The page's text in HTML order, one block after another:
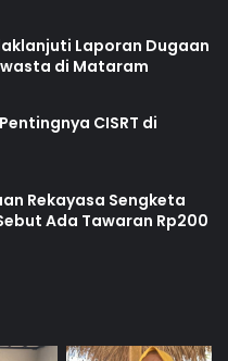
Laporan Dugaan
di Mataram
CISRT di
Rekayasa Sengketa
Ada Tawaran Rp200